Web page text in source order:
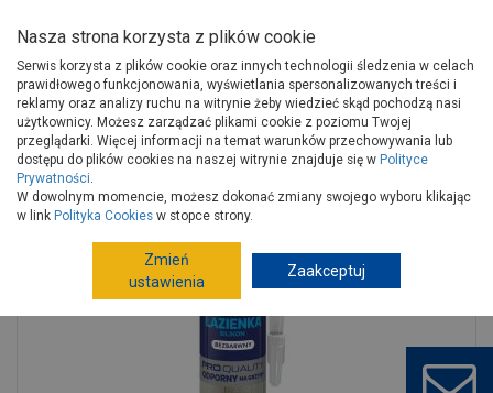
Strona główna Wykończenie
Chemia budowlana
Silikony, akryle
Silikony sanitarne
Silikon Łazienka bezbarwny 280 ml BOSTIK PERFECT SEAL
Nasza strona korzysta z plików cookie
Serwis korzysta z plików cookie oraz innych technologii śledzenia w celach
prawidłowego funkcjonowania, wyświetlania spersonalizowanych treści i
reklamy oraz analizy ruchu na witrynie żeby wiedzieć skąd pochodzą nasi
użytkownicy. Możesz zarządzać plikami cookie z poziomu Twojej
przeglądarki. Więcej informacji na temat warunków przechowywania lub
dostępu do plików cookies na naszej witrynie znajduje się w Polityce
Prywatności.
W dowolnym momencie, możesz dokonać zmiany swojego wyboru klikając
w link Polityka Cookies w stopce strony.
Zmień
ustawienia
Zaakceptuj